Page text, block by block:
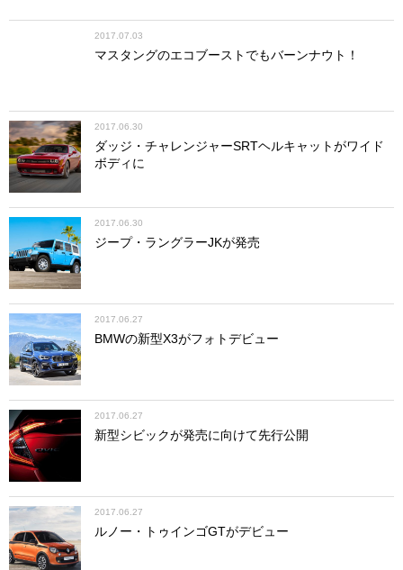
2017.07.03
マスタングのエコブーストでもバーンナウト！
2017.06.30
ダッジ・チャレンジャーSRTヘルキャットがワイド
ボディに
2017.06.30
ジープ・ラングラーJKが発売
2017.06.27
BMWの新型X3がフォトデビュー
2017.06.27
新型シビックが発売に向けて先行公開
2017.06.27
ルノー・トゥインゴGTがデビュー